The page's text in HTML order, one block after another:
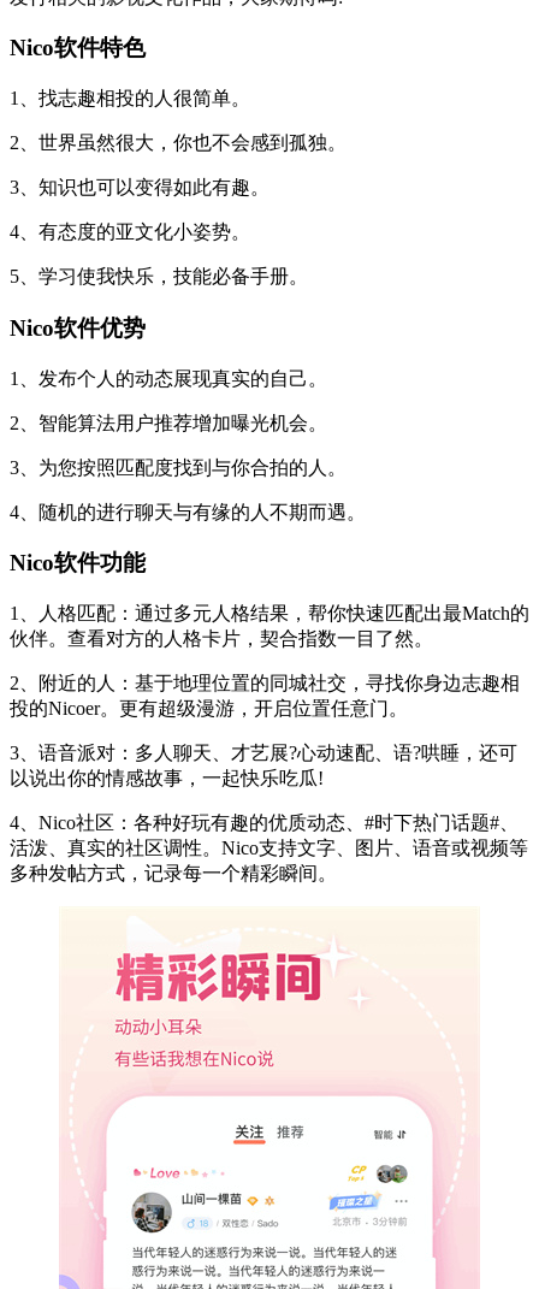
Nico软件特色
1、找志趣相投的人很简单。
2、世界虽然很大，你也不会感到孤独。
3、知识也可以变得如此有趣。
4、有态度的亚文化小姿势。
5、学习使我快乐，技能必备手册。
Nico软件优势
1、发布个人的动态展现真实的自己。
2、智能算法用户推荐增加曝光机会。
3、为您按照匹配度找到与你合拍的人。
4、随机的进行聊天与有缘的人不期而遇。
Nico软件功能
1、人格匹配：通过多元人格结果，帮你快速匹配出最Match的
伙伴。查看对方的人格卡片，契合指数一目了然。
2、附近的人：基于地理位置的同城社交，寻找你身边志趣相
投的Nicoer。更有超级漫游，开启位置任意门。
3、语音派对：多人聊天、才艺展?心动速配、语?哄睡，还可
以说出你的情感故事，一起快乐吃瓜!
4、Nico社区：各种好玩有趣的优质动态、#时下热门话题#、
活泼、真实的社区调性。Nico支持文字、图片、语音或视频等
多种发帖方式，记录每一个精彩瞬间。